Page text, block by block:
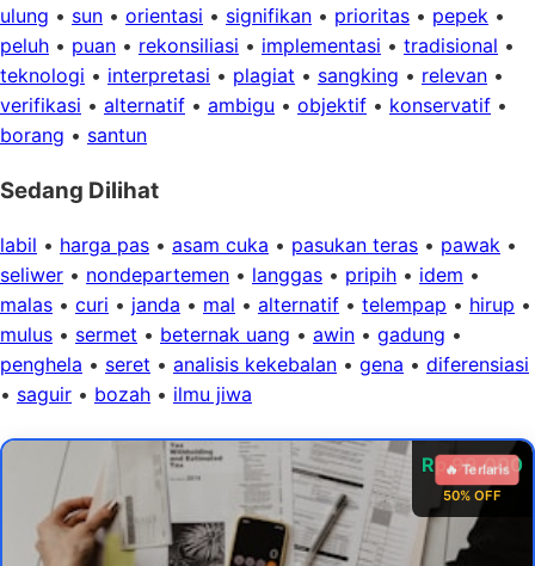
ulung • sun • orientasi • signifikan • prioritas • pepek •
peluh • puan • rekonsiliasi • implementasi • tradisional •
teknologi • interpretasi • plagiat • sangking • relevan •
verifikasi • alternatif • ambigu • objektif • konservatif •
borang • santun
Sedang Dilihat
labil • harga pas • asam cuka • pasukan teras • pawak •
seliwer • nondepartemen • langgas • pripih • idem •
malas • curi • janda • mal • alternatif • telempap • hirup •
mulus • sermet • beternak uang • awin • gadung •
penghela • seret • analisis kekebalan • gena • diferensiasi
• saguir • bozah • ilmu jiwa
Rp 99.000
50% OFF
🔥 Terlaris